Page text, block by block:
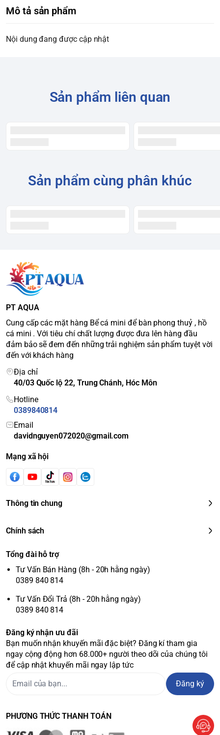
Mô tả sản phẩm
Nội dung đang được cập nhật
Sản phẩm liên quan
Sản phẩm cùng phân khúc
PT AQUA
Cung cấp các mặt hàng Bể cá mini để bàn phong thuỷ , hồ
cá mini . Với tiêu chí chất lượng được đưa lên hàng đầu
đảm bảo sẽ đem đến những trải nghiệm sản phẩm tuyệt vời
đến với khách hàng
Địa chỉ
40/03 Quốc lộ 22, Trung Chánh, Hóc Môn
Hotline
0389840814
Email
davidnguyen072020@gmail.com
Mạng xã hội
Thông tin chung
Chính sách
Tổng đài hỗ trợ
Tư Vấn Bán Hàng (8h - 20h hằng ngày)
0389 840 814
Tư Vấn Đổi Trả (8h - 20h hằng ngày)
0389 840 814
Đăng ký nhận ưu đãi
Bạn muốn nhận khuyến mãi đặc biệt? Đăng kí tham gia
ngay cộng động hơn 68.000+ người theo dõi của chúng tôi
để cập nhật khuyến mãi ngay lập tức
Đăng ký
PHƯƠNG THỨC THANH TOÁN